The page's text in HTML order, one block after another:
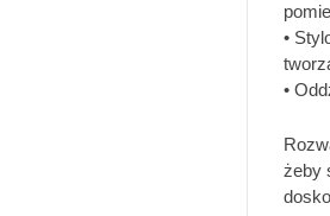
•
•
żeby